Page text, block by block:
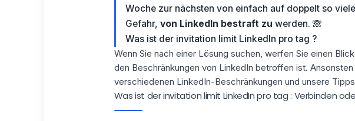
Woche zur nächsten von einfach auf doppelt so
Gefahr, von LinkedIn bestraft zu werden. 🙈
Was ist der invitation limit LinkedIn pro tag ?
Wenn Sie nach einer Lösung suchen, werfen Sie einen
den Beschränkungen von LinkedIn betroffen ist.
verschiedenen LinkedIn-Beschränkungen und unsere
Was ist der invitation limit LinkedIn pro tag : Verbinden